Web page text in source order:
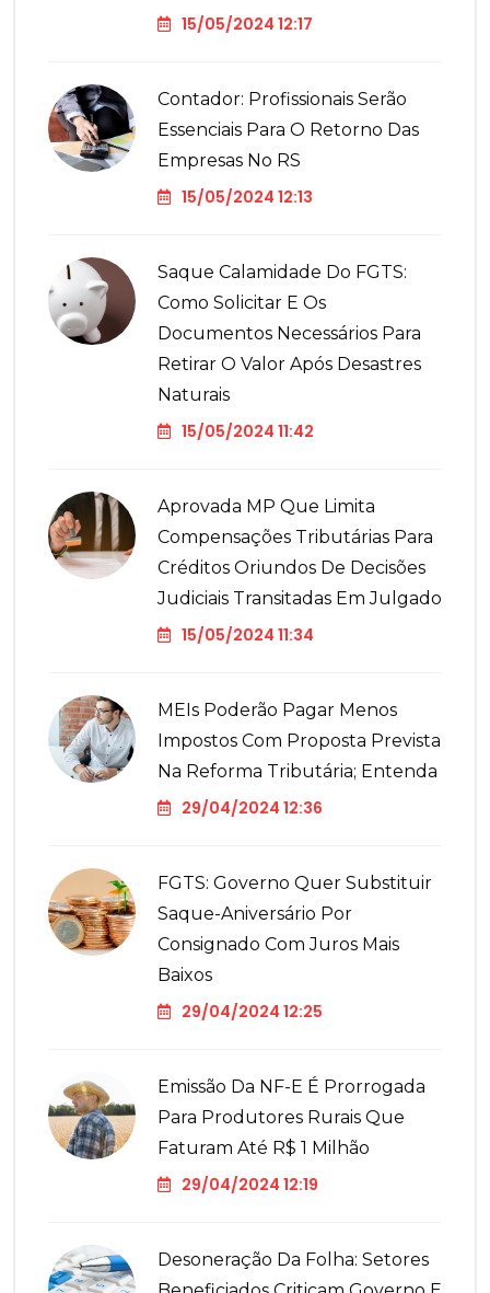
15/05/2024 12:17
Contador: Profissionais Serão
Essenciais Para O Retorno Das
Empresas No RS
15/05/2024 12:13
Saque Calamidade Do FGTS:
Como Solicitar E Os
Documentos Necessários Para
Retirar O Valor Após Desastres
Naturais
15/05/2024 11:42
Aprovada MP Que Limita
Compensações Tributárias Para
Créditos Oriundos De Decisões
Judiciais Transitadas Em Julgado
15/05/2024 11:34
MEIs Poderão Pagar Menos
Impostos Com Proposta Prevista
Na Reforma Tributária; Entenda
29/04/2024 12:36
FGTS: Governo Quer Substituir
Saque-Aniversário Por
Consignado Com Juros Mais
Baixos
29/04/2024 12:25
Emissão Da NF-E É Prorrogada
Para Produtores Rurais Que
Faturam Até R$ 1 Milhão
29/04/2024 12:19
Desoneração Da Folha: Setores